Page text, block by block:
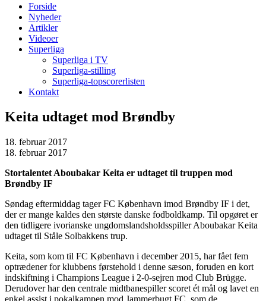
Forside
Nyheder
Artikler
Videoer
Superliga
Superliga i TV
Superliga-stilling
Superliga-topscorerlisten
Kontakt
Keita udtaget mod Brøndby
18. februar 2017
18. februar 2017
Stortalentet Aboubakar Keita er udtaget til truppen mod
Brøndby IF
Søndag eftermiddag tager FC København imod Brøndby IF i det,
der er mange kaldes den største danske fodboldkamp. Til opgøret er
den tidligere ivorianske ungdomslandsholdsspiller Aboubakar Keita
udtaget til Ståle Solbakkens trup.
Keita, som kom til FC København i december 2015, har fået fem
optrædener for klubbens førstehold i denne sæson, foruden en kort
indskiftning i Champions League i 2-0-sejren mod Club Brügge.
Derudover har den centrale midtbanespiller scoret ét mål og lavet en